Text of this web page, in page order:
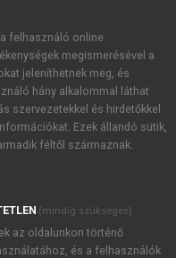
akcióiról.
Zrt. újdonságairól,
tudomásul
, valamint a szotar.netés a
felhasználó online
megismerésével a
jeleníthetnek meg, és
hány alkalommal láthat
szervezetekkel és hirdetőkkel
Ezek állandó sütik,
féltől származnak.
(mindig szükséges)
az oldalunkon történő
és a felhasználók